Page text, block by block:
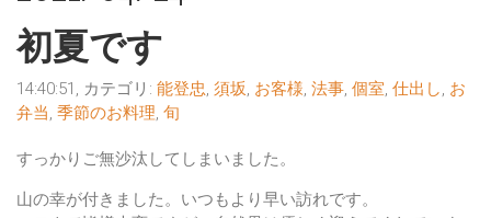
初夏です
14:40:51, カテゴリ: 能登忠, 須坂, お客様, 法事, 個室, 仕出し, お
弁当, 季節のお料理, 旬
すっかりご無沙汰してしまいました。
山の幸が付きました。いつもより早い訪れです。